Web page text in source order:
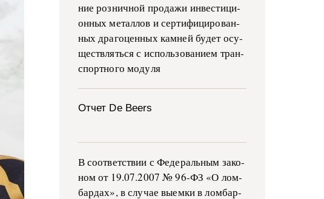
ние роз­ни­ч­ной про­да­жи ин­ве­сти­ци­
он­ных ме­тал­лов и сер­ти­фи­ци­ро­ван­
ных дра­го­цен­ных ка­м­ней бу­дет осу­
ще­ств­лять­ся с ис­поль­зо­ва­ни­ем тран­
с­пор­т­но­го мо­ду­ля
Отчет De Beers
В со­о­т­вет­ствии с Фе­де­раль­ным за­ко­
ном от 19.07.2007 № 96-ФЗ «О ло­м­
бар­дах», в слу­чае вы­е­м­ки в ло­м­бар­